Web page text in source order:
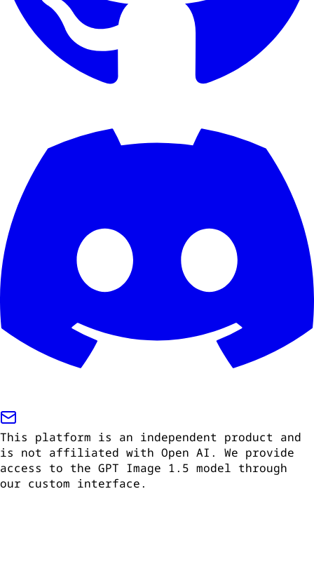
This platform is an independent product and
is not affiliated with Open AI. We provide
access to the GPT Image 1.5 model through
our custom interface.